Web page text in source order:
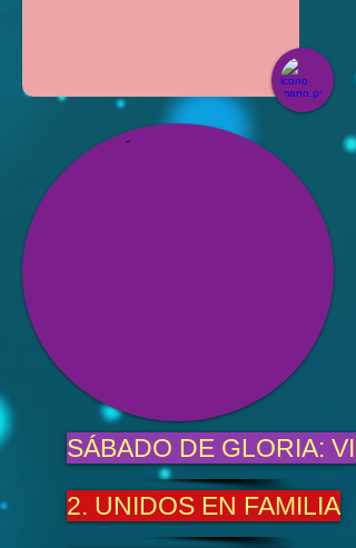
SÁBADO DE GLORIA:
2. UNIDOS EN FAMILIA